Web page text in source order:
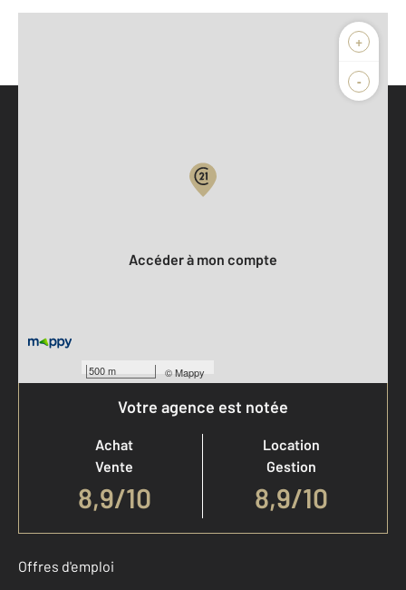
+
-
500 m ©Mappy
Accéder à mon compte
Votre agence est notée
Achat
Vente
8,9/10
Location
Gestion
8,9/10
Offres d'emploi